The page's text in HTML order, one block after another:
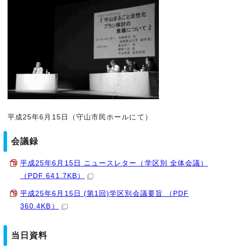
平成25年6月15日（守山市民ホールにて）
会議録
平成25年6月15日 ニュースレター（学区別 全体会議）
（PDF 641.7KB）
平成25年6月15日 (第1回)学区別会議要旨 （PDF
360.4KB）
当日資料